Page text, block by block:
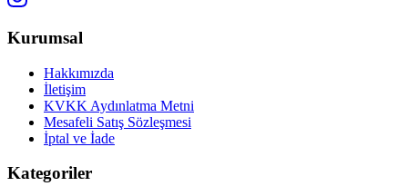
Kurumsal
Hakkımızda
İletişim
KVKK Aydınlatma Metni
Mesafeli Satış Sözleşmesi
İptal ve İade
Kategoriler